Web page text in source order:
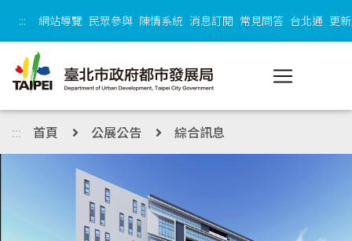
::: 網站導覽 民眾參與 陳情系統 消息訂閱 常見問答 台北通 更
::: 首頁 公展公告 綜合訊息